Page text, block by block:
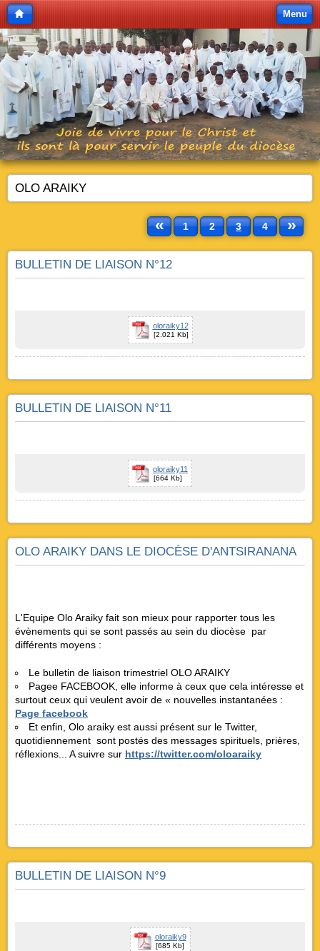
Menu
OLO ARAIKY
« 1 2 3 4 »
BULLETIN DE LIAISON N°12
oloraiky12
[2.021 Kb]
BULLETIN DE LIAISON N°11
oloraiky11
[664 Kb]
OLO ARAIKY DANS LE DIOCÈSE D'ANTSIRANANA
L'Equipe Olo Araiky fait son mieux pour rapporter tous les
évènements qui se sont passés au sein du diocèse par
différents moyens :
Le bulletin de liaison trimestriel OLO ARAIKY
Pagee FACEBOOK, elle informe à ceux que cela intéresse et
surtout ceux qui veulent avoir de « nouvelles instantanées :
Page facebook
Et enfin, Olo araiky est aussi présent sur le Twitter,
quotidiennement sont postés des messages spirituels, prières,
réflexions... A suivre sur https://twitter.com/oloaraiky
BULLETIN DE LIAISON N°9
oloraiky9
[685 Kb]